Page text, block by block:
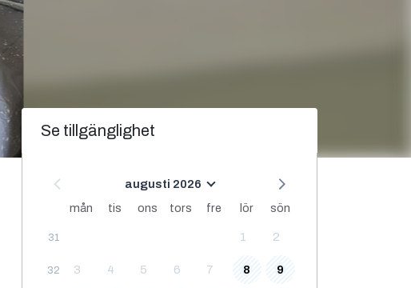
Se tillgänglighet
augusti 2026
mån
tis ons tors fre lör sön
31 1 2
32 3 4 5 6 7 8 9